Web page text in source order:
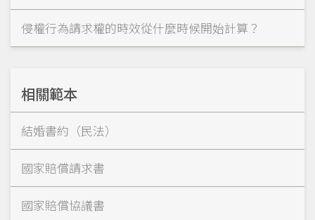
侵權行為請求權的時效從什麼時候開始計算？
相關範本
結婚書約（民法）
國家賠償請求書
國家賠償協議書